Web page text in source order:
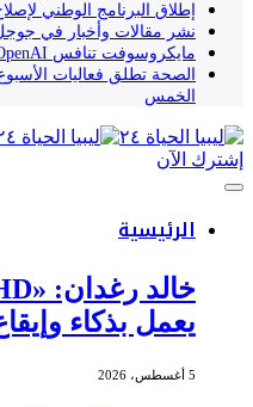
إطلاق البرنامج الوطني
نشر مقالات وأخبار في جوجل
مايكروسوفت تنافس OpenAI بـ “تطبيق فائق” لخدمات Copilot
الصحة تطلق فعاليات الأسبوع
الخمس
إشترك الآن
الرئيسية
يعمل بذكاء